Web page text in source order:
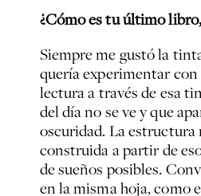
¿Cómo es tu último
Siempre me gustó la
quería experimentar con
lectura a través de esa
del día no se ve y que
oscuridad. La estructura
construida a partir de
de sueños posibles.
en la misma hoja, como